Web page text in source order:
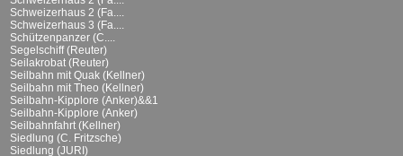
Schweizerhaus 2 (Fa....
Schweizerhaus 3 (Fa....
Schützenpanzer (C....
Segelschiff (Reuter)
Seilakrobat (Reuter)
Seilbahn mit Quak (Kellner)
Seilbahn mit Theo (Kellner)
Seilbahn-Kipplore (Anker)&&1
Seilbahn-Kipplore (Anker)
Seilbahnfahrt (Kellner)
Siedlung (C. Fritzsche)
Siedlung (JURI)